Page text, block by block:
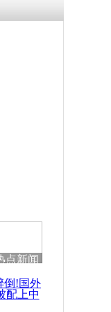
点新闻
倒!国外
配上中